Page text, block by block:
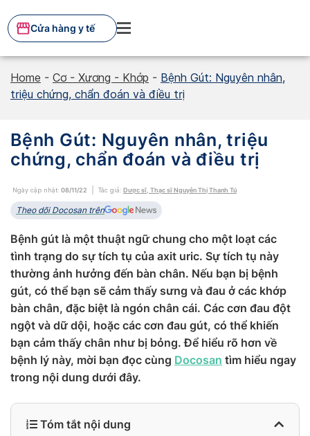
to
content
Cửa hàng y tế
Home - Cơ - Xương - Khớp - Bệnh Gút: Nguyên nhân,
triệu chứng, chẩn đoán và điều trị
Bệnh Gút: Nguyên nhân, triệu
chứng, chẩn đoán và điều trị
Ngày cập nhật: 08/11/22 Tác giả: Dược sĩ, Thạc sĩ Nguyễn Thị Thanh Tú
Theo dõi Docosan trên
Bệnh gút là một thuật ngữ chung cho một loạt các
tình trạng do sự tích tụ của axit uric. Sự tích tụ này
thường ảnh hưởng đến bàn chân. Nếu bạn bị bệnh
gút, có thể bạn sẽ cảm thấy sưng và đau ở các khớp
bàn chân, đặc biệt là ngón chân cái. Các cơn đau đột
ngột và dữ dội, hoặc các cơn đau gút, có thể khiến
bạn cảm thấy chân như bị bỏng. Để hiểu rõ hơn về
bệnh lý này, mời bạn đọc cùng Docosan tìm hiểu ngay
trong nội dung dưới đây.
Tóm tắt nội dung